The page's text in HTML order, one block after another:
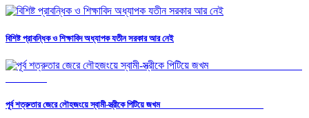
বিশিষ্ট প্রাবন্ধিক ও শিক্ষাবিদ অধ্যাপক যতীন সরকার আর নেই
পূর্ব শত্রুতার জেরে লৌহজংয়ে স্বামী-স্ত্রীকে পিটিয়ে জখম